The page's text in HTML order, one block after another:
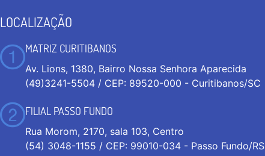
LOCALIZAÇÃO
MATRIZ CURITIBANOS
Av. Lions, 1380, Bairro Nossa Senhora Aparecida
(49)3241-5504 / CEP: 89520-000 - Curitibanos/SC
FILIAL PASSO FUNDO
Rua Morom, 2170, sala 103, Centro
(54) 3048-1155 / CEP: 99010-034 - Passo Fundo/RS